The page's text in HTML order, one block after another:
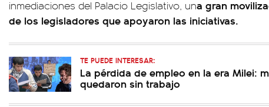
inmediaciones del Palacio Legislativo, una gran
de los legisladores que apoyaron las iniciativas.
TE PUEDE INTERESAR:
La pérdida de empleo en la era Milei:
quedaron sin trabajo